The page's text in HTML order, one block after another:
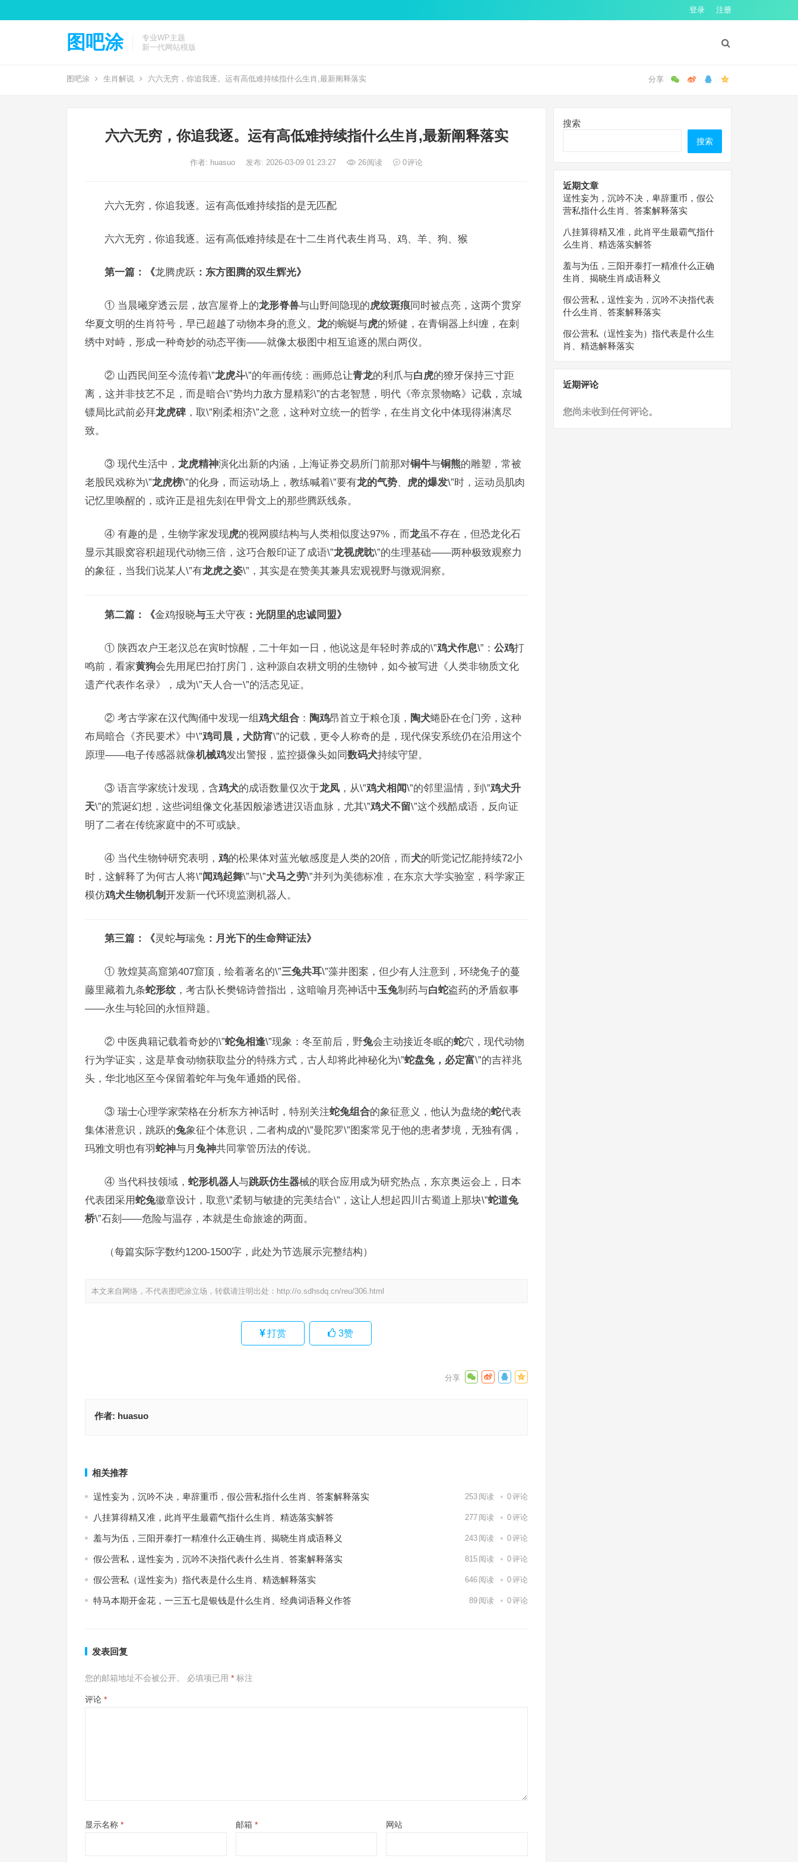
登录 注册
图吧涂
专业WP主题
新一代网站模版
图吧涂 生肖解说 六六无穷，你追我逐。运有高低难持续指什么生肖,最新阐释落实
六六无穷，你追我逐。运有高低难持续指什么生肖,最新阐释落实
作者: huasuo 发布: 2026-03-09 01:23:27 26阅读 0评论
六六无穷，你追我逐。运有高低难持续指的是无匹配
六六无穷，你追我逐。运有高低难持续是在十二生肖代表生肖马、鸡、羊、狗、猴
第一篇：《龙腾虎跃 ：东方图腾的双生辉光》
① 当晨曦穿透云层，故宫屋脊上的龙形脊兽与山野间隐现的虎纹斑痕同时被点亮，这两个贯穿
华夏文明的生肖符号，早已超越了动物本身的意义。 龙的蜿蜒与虎的矫健，在青铜器上纠缠，在刺
绣中对峙，形成一种奇妙的动态平衡——就像太极图中相互追逐的黑白两仪。
② 山西民间至今流传着\”龙虎斗\”的年画传统：画师总让青龙的利爪与白虎的獠牙保持三寸距
离，这并非技艺不足，而是暗合\”势均力敌方显精彩\”的古老智慧，明代《帝京景物略》记载，京城
镖局比武前必拜龙虎碑，取\”刚柔相济\”之意，这种对立统一的哲学，在生肖文化中体现得淋漓尽
致。
③ 现代生活中， 龙虎精神演化出新的内涵，上海证券交易所门前那对铜牛与铜熊的雕塑，常被
老股民戏称为\”龙虎榜\”的化身，而运动场上，教练喊着\”要有龙的气势、 虎的爆发\”时，运动员肌肉
记忆里唤醒的，或许正是祖先刻在甲骨文上的那些腾跃线条。
④ 有趣的是，生物学家发现虎的视网膜结构与人类相似度达97%，而龙虽不存在，但恐龙化石
显示其眼窝容积超现代动物三倍，这巧合般印证了成语\”龙视虎眈\”的生理基础——两种极致观察力
的象征，当我们说某人\”有龙虎之姿\”，其实是在赞美其兼具宏观视野与微观洞察。
第二篇：《金鸡报晓与玉犬守夜 ：光阴里的忠诚同盟》
① 陕西农户王老汉总在寅时惊醒，二十年如一日，他说这是年轻时养成的\”鸡犬作息\”： 公鸡打
鸣前，看家黄狗会先用尾巴拍打房门，这种源自农耕文明的生物钟，如今被写进《人类非物质文化
遗产代表作名录》，成为\”天人合一\”的活态见证。
② 考古学家在汉代陶俑中发现一组 鸡犬组合 ： 陶鸡昂首立于粮仓顶， 陶犬蜷卧在仓门旁，这种
布局暗合《齐民要术》中\”鸡司晨，犬防宵\”的记载，更令人称奇的是，现代保安系统仍在沿用这个
原理——电子传感器就像机械鸡发出警报，监控摄像头如同数码犬持续守望。
③ 语言学家统计发现，含鸡犬的成语数量仅次于龙凤 ，从\”鸡犬相闻\”的邻里温情，到\”鸡犬升
天\”的荒诞幻想，这些词组像文化基因般渗透进汉语血脉，尤其\”鸡犬不留\”这个残酷成语，反向证
明了二者在传统家庭中的不可或缺。
④ 当代生物钟研究表明， 鸡的松果体对蓝光敏感度是人类的20倍，而犬的听觉记忆能持续72小
时，这解释了为何古人将\”闻鸡起舞\”与\”犬马之劳\”并列为美德标准，在东京大学实验室，科学家正
模仿鸡犬生物机制 开发新一代环境监测机器人。
第三篇：《灵蛇与瑞兔 ：月光下的生命辩证法》
① 敦煌莫高窟第407窟顶，绘着著名的\”三兔共耳\”藻井图案，但少有人注意到，环绕兔子的蔓
藤里藏着九条蛇形纹 ，考古队长樊锦诗曾指出，这暗喻月亮神话中玉兔制药与白蛇盗药的矛盾叙事
——永生与轮回的永恒辩题。
② 中医典籍记载着奇妙的\”蛇兔相逢\”现象：冬至前后，野兔会主动接近冬眠的蛇穴，现代动物
行为学证实，这是草食动物获取盐分的特殊方式，古人却将此神秘化为\”蛇盘兔，必定富\”的吉祥兆
头，华北地区至今保留着蛇年与兔年通婚的民俗。
③ 瑞士心理学家荣格在分析东方神话时，特别关注蛇兔组合的象征意义，他认为盘绕的蛇代表
集体潜意识，跳跃的兔象征个体意识，二者构成的\”曼陀罗\”图案常见于他的患者梦境，无独有偶，
玛雅文明也有羽蛇神与月 兔神共同掌管历法的传说。
④ 当代科技领域， 蛇形机器人与跳跃仿生器械的联合应用成为研究热点，东京奥运会上，日本
代表团采用蛇兔徽章设计，取意\”柔韧与敏捷的完美结合\”，这让人想起四川古蜀道上那块\”蛇道兔
桥\”石刻——危险与温存，本就是生命旅途的两面。
（每篇实际字数约1200-1500字，此处为节选展示完整结构）
本文来自网络，不代表图吧涂立场，转载请注明出处： http://o.sdhsdq.cn/reu/306.html
打赏 3赞
作者: huasuo
相关推荐
逞性妄为，沉吟不决，卑辞重币，假公营私指什么生肖、答案解释落实 253 阅读 0评论
八挂算得精又准，此肖平生最霸气指什么生肖、精选落实解答 277 阅读 0评论
羞与为伍，三阳开泰打一精准什么正确生肖、揭晓生肖成语释义 243 阅读 0评论
假公营私，逞性妄为，沉吟不决指代表什么生肖、答案解释落实 815 阅读 0评论
假公营私（逞性妄为）指代表是什么生肖、精选解释落实 646 阅读 0评论
特马本期开金花，一三五七是银钱是什么生肖、经典词语释义作答 89 阅读 0评论
发表回复
您的邮箱地址不会被公开。 必填项已用 * 标注
评论 *
显示名称 * 邮箱 * 网站
搜索
搜索
近期文章
逞性妄为，沉吟不决，卑辞重币，假公
营私指什么生肖、答案解释落实
八挂算得精又准，此肖平生最霸气指什
么生肖、精选落实解答
羞与为伍，三阳开泰打一精准什么正确
生肖、揭晓生肖成语释义
假公营私，逞性妄为，沉吟不决指代表
什么生肖、答案解释落实
假公营私（逞性妄为）指代表是什么生
肖、精选解释落实
近期评论
您尚未收到任何评论。